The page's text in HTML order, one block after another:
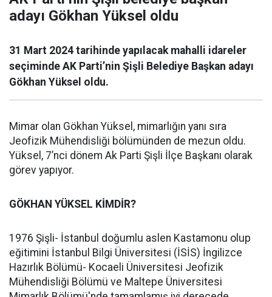
adayı Gökhan Yüksel oldu
31 Mart 2024 tarihinde yapılacak mahalli idareler
seçiminde AK Parti’nin Şişli Belediye Başkan adayı
Gökhan Yüksel oldu.
Mimar olan Gökhan Yüksel, mimarlığın yanı sıra
Jeofizik Mühendisliği bölümünden de mezun oldu.
Yüksel, 7’nci dönem Ak Parti Şişli İlçe Başkanı olarak
görev yapıyor.
GÖKHAN YÜKSEL KİMDİR?
1976 Şişli- İstanbul doğumlu aslen Kastamonu olup
eğitimini İstanbul Bilgi Üniversitesi (İSİS) İngilizce
Hazırlık Bölümü- Kocaeli Üniversitesi Jeofizik
Mühendisliği Bölümü ve Maltepe Üniversitesi